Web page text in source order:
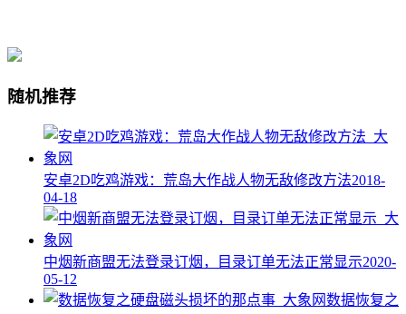
随机推荐
安卓2D吃鸡游戏：荒岛大作战人物无敌修改方法2018-
04-18
中烟新商盟无法登录订烟，目录订单无法正常显示2020-
05-12
数据恢复之